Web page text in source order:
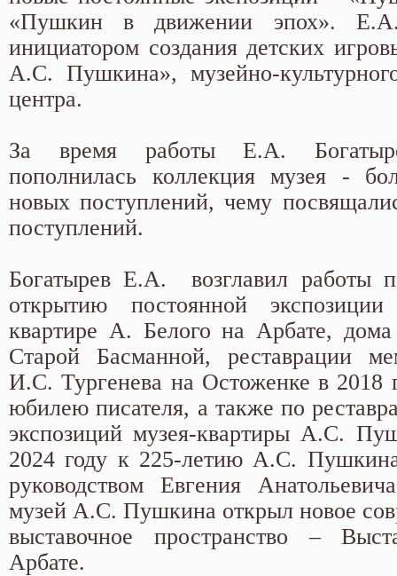
«Пушкин в движении эпох». Е.А.
инициатором создания детских
А.С. Пушкина», музейно-
центра.
За время работы Е.А.
пополнилась коллекция музея -
новых поступлений, чему
поступлений.
Богатырев Е.А. возглавил работы
открытию постоянной
квартире А. Белого на Арбате,
Старой Басманной, реставрации
И.С. Тургенева на Остоженке в 2018
юбилею писателя, а также по
экспозиций музея-квартиры А.С.
2024 году к 225-летию А.С.
руководством Евгения
музей А.С. Пушкина открыл новое
выставочное пространство –
Арбате.